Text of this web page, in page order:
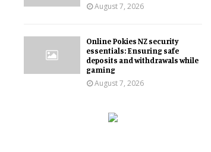
August 7, 2026
Online Pokies NZ security
essentials: Ensuring safe
deposits and withdrawals while
gaming
August 7, 2026